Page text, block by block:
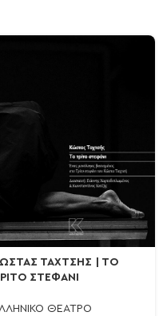
ΤΑΧΤΣΗΣ | ΤΟ
ΣΤΕΦΑΝΙ
ΘΕΑΤΡΟ